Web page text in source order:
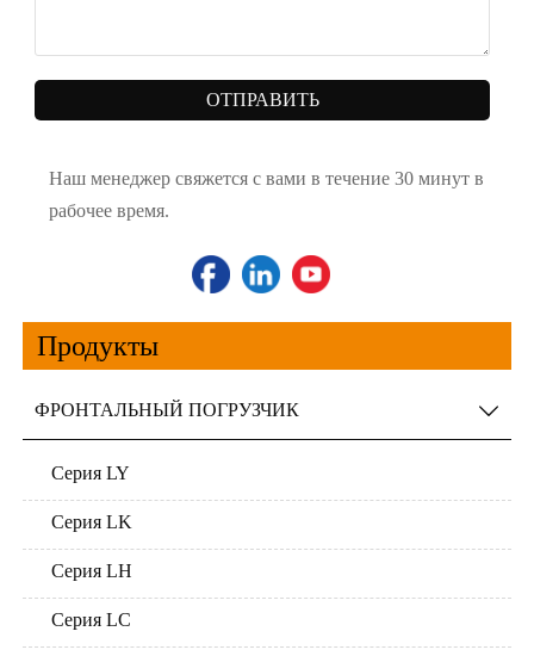
ОТПРАВИТЬ
Наш менеджер свяжется с вами в течение 30 минут в
рабочее время.
Продукты
ФРОНТАЛЬНЫЙ ПОГРУЗЧИК 
Серия LY
Серия LK
Серия LH
Серия LC